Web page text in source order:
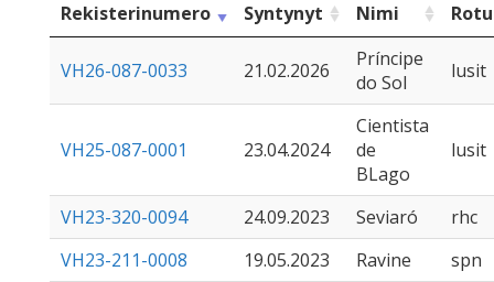
Rekisterinumero
Syntynyt Nimi Rotu
VH26-087-0033 21.02.2026
Príncipe
do Sol
lusit
VH25-087-0001 23.04.2024
Cientista
de
BLago
lusit
VH23-320-0094 24.09.2023 Seviaró
rhc
VH23-211-0008
19.05.2023 Ravine spn